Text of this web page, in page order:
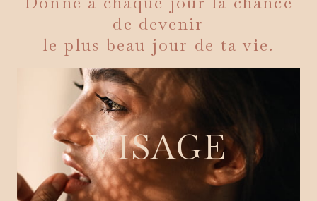
de devenir
le plus beau jour de ta vie.
VISAGE